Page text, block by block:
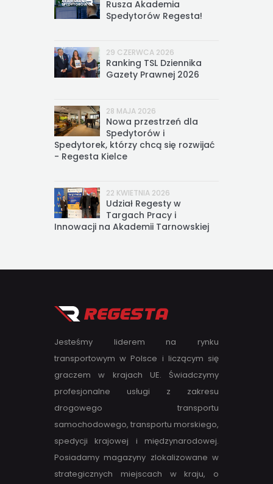
Rusza Akademia
Spedytorów Regesta!
29 CZERWCA 2026
Ranking TSL Dziennika
Gazety Prawnej 2026
28 MAJA 2026
Nowa przestrzeń dla
Spedytorów i
Spedytorek, którzy chcą się rozwijać
- Regesta Kielce
22 KWIETNIA 2026
Udział Regesty w
Targach Pracy i
Innowacji na Akademii Tarnowskiej
Jesteśmy liderem na rynku
transportowym w Polsce i liczącym się
graczem w krajach UE. Świadczymy
profesjonalne usługi z zakresu
drogowego transportu
samochodowego, transportu morskiego,
spedycji krajowej i międzynarodowej.
Posiadamy magazyny zlokalizowane w
strategicznych miejscach w kraju, o